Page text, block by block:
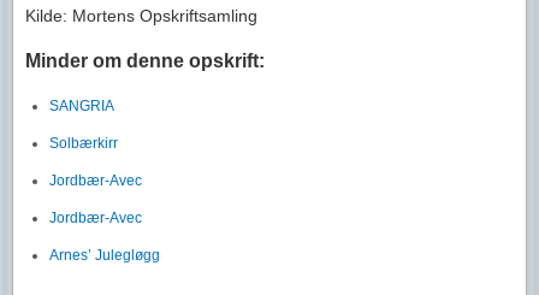
Kilde: Mortens Opskriftsamling
Minder om denne opskrift:
SANGRIA
Solbærkirr
Jordbær-Avec
Jordbær-Avec
Arnes’ Julegløgg